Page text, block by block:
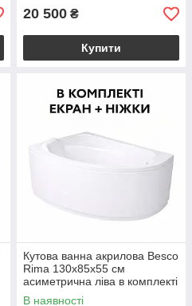
20 500 ₴
Купити
Кутова ванна акрилова Besco
Rima 130x85х55 см
асиметрична ліва в комплекті
ніжки та екран для ванни
В наявності